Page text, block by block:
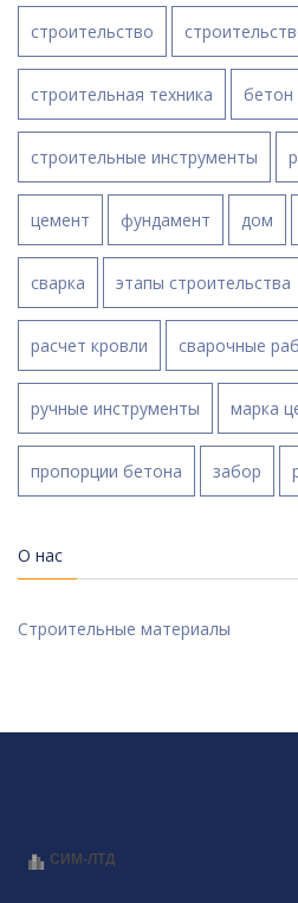
строительство
строительная техника бетон
строительные инструменты
цемент фундамент дом
сварка этапы строительства
расчет кровли сварочные
ручные инструменты марка
пропорции бетона забор
О нас
Строительные материалы